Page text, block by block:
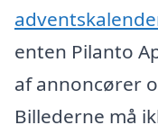
enten Pilanto
af annoncører
Billederne må